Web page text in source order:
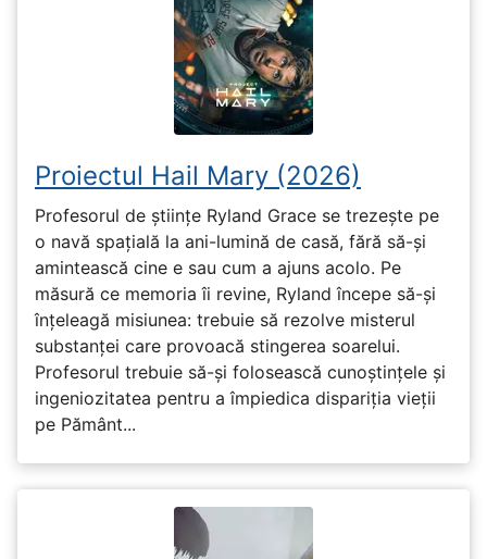
Proiectul Hail Mary (2026)
Profesorul de științe Ryland Grace se trezește pe
o navă spațială la ani-lumină de casă, fără să-și
amintească cine e sau cum a ajuns acolo. Pe
măsură ce memoria îi revine, Ryland începe să-și
înțeleagă misiunea: trebuie să rezolve misterul
substanței care provoacă stingerea soarelui.
Profesorul trebuie să-și folosească cunoștințele și
ingeniozitatea pentru a împiedica dispariția vieții
pe Pământ...